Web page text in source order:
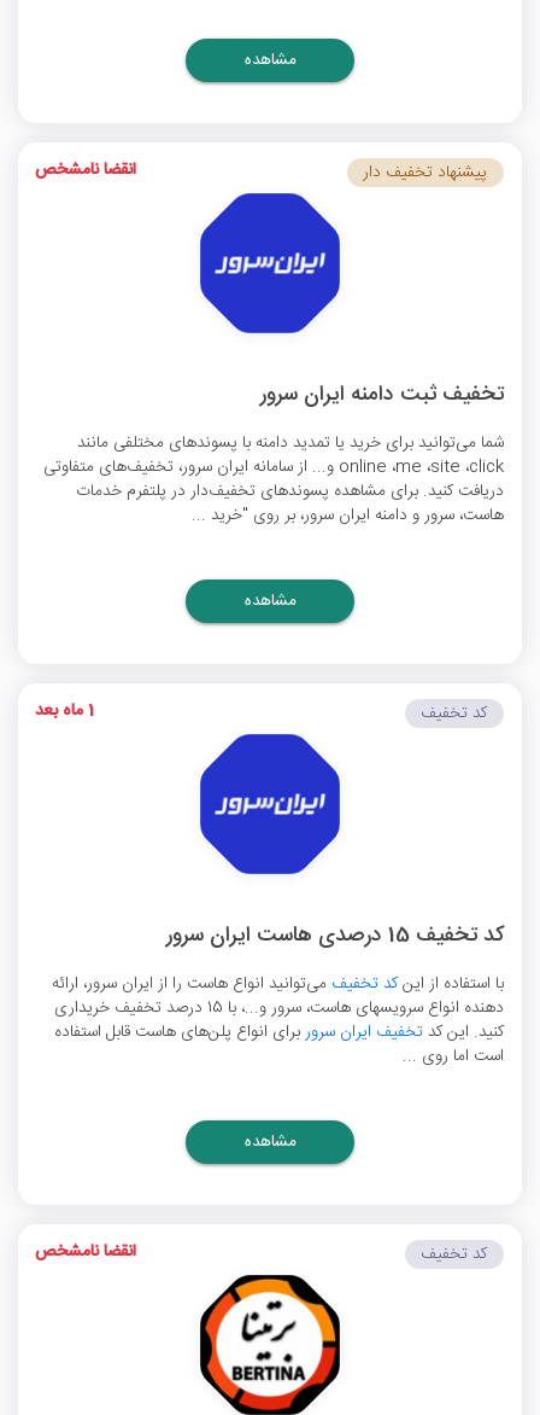
مشاهده
تخفیف ثبت دامنه ایران سرور
شما می‌توانید برای خرید یا تمدید دامنه با پسوند‌های مختلفی مانند
online ،me ،site ،click و... از سامانه ایران سرور، تخفیف‌های متفاوتی
دریافت کنید. برای مشاهده پسوندهای تخفیف‌دار در پلتفرم خدمات
هاست، سرور و دامنه ایران سرور، بر روی "خرید ...
پیشنهاد تخفیف دار انقضا نامشخص
مشاهده
کد تخفیف 15 درصدی هاست ایران سرور
با استفاده از اینکد تخفیف می‌توانید انواع هاست را از ایران سرور، ارائه
دهنده انواع سرویس‎های هاست، سرور و...، با 15 درصد تخفیف خریداری
کنید. این کد تخفیف ایران سروربرای انواع پلن‌های هاست قابل استفاده
است اما روی ...
کد تخفیف 1 ماه بعد
مشاهده
کد تخفیف انقضا نامشخص